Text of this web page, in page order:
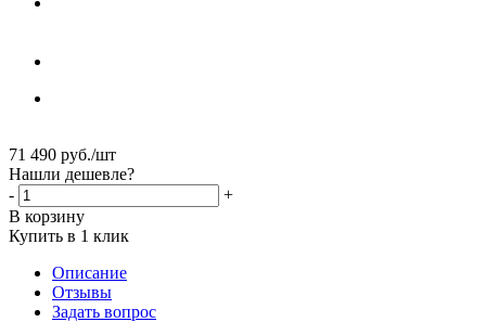
71 490 руб./шт
Нашли дешевле?
-
+
В корзину
Купить в 1 клик
Описание
Отзывы
Задать вопрос